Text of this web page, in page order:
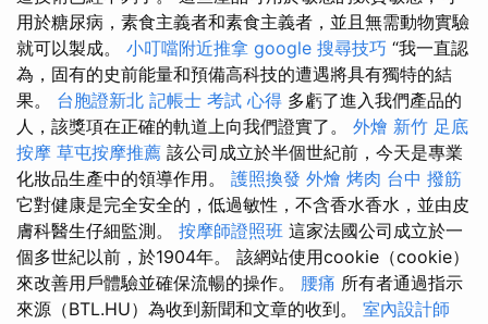
用於糖尿病，素食主義者和素食主義者，並且無需動物實驗
就可以製成。 小叮噹附近推拿 google 搜尋技巧 “我一直認
為，固有的史前能量和預備高科技的遭遇將具有獨特的結
果。 台胞證新北 記帳士 考試 心得 多虧了進入我們產品的
人，該獎項在正確的軌道上向我們證實了。 外燴 新竹 足底
按摩 草屯按摩推薦 該公司成立於半個世紀前，今天是專業
化妝品生產中的領導作用。 護照換發 外燴 烤肉 台中 撥筋
它對健康是完全安全的，低過敏性，不含香水香水，並由皮
膚科醫生仔細監測。 按摩師證照班 這家法國公司成立於一
個多世紀以前，於1904年。 該網站使用cookie（cookie）
來改善用戶體驗並確保流暢的操作。 腰痛 所有者通過指示
來源（BTL.HU）為收到新聞和文章的收到。 室內設計師